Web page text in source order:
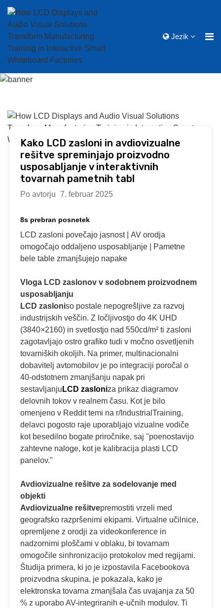
Jezik
Kako LCD zasloni in avdiovizualne
rešitve spreminjajo proizvodno
usposabljanje v interaktivnih
tovarnah pametnih tabl
Po avtorju 7. februar 2025
8s prebran posnetek
LCD zasloni povečajo jasnost | AV orodja
omogočajo oddaljeno usposabljanje | Pametne
bele table zmanjšujejo napake
Vloga LCD zaslonov v sodobnem proizvodnem
usposabljanju
LCD zasloniso postale nepogrešljive za razvoj
industrijskih veščin. Z ločljivostjo do 4K UHD
(3840×2160) in svetlostjo nad 550cd/m² ti zasloni
zagotavljajo ostro grafiko tudi v močno osvetljenih
tovarniških okoljih. Na primer, multinacionalni
dobavitelj avtomobilov je po integraciji poročal o
40-odstotnem zmanjšanju napak pri
sestavljanju LCD zasloniza prikaz diagramov
delovnih tokov v realnem času. Kot je bilo
omenjeno v Reddit temi na r/IndustrialTraining,
delavci pogosto raje uporabljajo vizualne vodiče
kot besedilno bogate priročnike, saj "poenostavijo
zahtevne naloge, kot je kalibracija plasti LCD
panelov."
Avdiovizualne rešitve za sodelovanje med
objekti
Avdiovizualne rešitvepremostiti vrzeli med
geografsko razpršenimi ekipami. Virtualne učilnice,
opremljene z orodji za videokonference in
nadzornimi ploščami v oblaku, bi tovarnam
omogočile sinhronizacijo protokolov med regijami.
Študija primera, ki jo je izpostavila Facebookova
proizvodna skupina, je pokazala, kako je
elektronska tovarna zmanjšala čas uvajanja za 50
% z uporabo AV-integriranih e-učnih modulov. Ti